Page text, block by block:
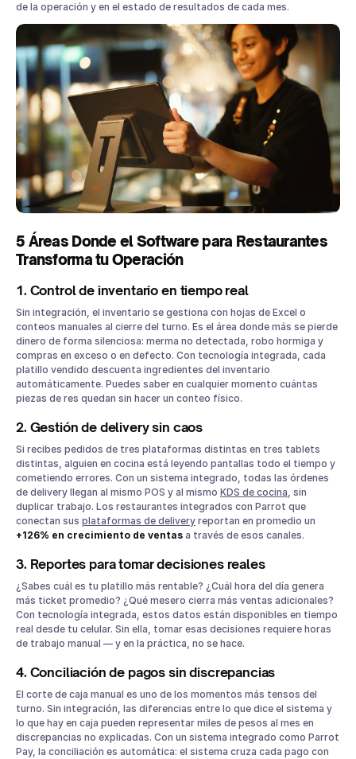
de la operación y en el estado de resultados de cada mes.
5 Áreas Donde el Software para Restaurantes
Transforma tu Operación
1. Control de inventario en tiempo real
Sin integración, el inventario se gestiona con hojas de Excel o
conteos manuales al cierre del turno. Es el área donde más se pierde
dinero de forma silenciosa: merma no detectada, robo hormiga y
compras en exceso o en defecto. Con tecnología integrada, cada
platillo vendido descuenta ingredientes del inventario
automáticamente. Puedes saber en cualquier momento cuántas
piezas de res quedan sin hacer un conteo físico.
2. Gestión de delivery sin caos
Si recibes pedidos de tres plataformas distintas en tres tablets
distintas, alguien en cocina está leyendo pantallas todo el tiempo y
cometiendo errores. Con un sistema integrado, todas las órdenes
de delivery llegan al mismo POS y al mismo KDS de cocina, sin
duplicar trabajo. Los restaurantes integrados con Parrot que
conectan sus plataformas de delivery reportan en promedio un
+126% en crecimiento de ventas a través de esos canales.
3. Reportes para tomar decisiones reales
¿Sabes cuál es tu platillo más rentable? ¿Cuál hora del día genera
más ticket promedio? ¿Qué mesero cierra más ventas adicionales?
Con tecnología integrada, estos datos están disponibles en tiempo
real desde tu celular. Sin ella, tomar esas decisiones requiere horas
de trabajo manual — y en la práctica, no se hace.
4. Conciliación de pagos sin discrepancias
El corte de caja manual es uno de los momentos más tensos del
turno. Sin integración, las diferencias entre lo que dice el sistema y
lo que hay en caja pueden representar miles de pesos al mes en
discrepancias no explicadas. Con un sistema integrado como Parrot
Pay, la conciliación es automática: el sistema cruza cada pago con